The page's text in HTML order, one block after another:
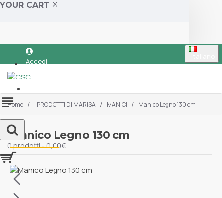
YOUR CART
Accedi
0 prodotti - 0,00€
Home I PRODOTTI DI MARISA MANICI Manico Legno 130 cm
Manico Legno 130 cm